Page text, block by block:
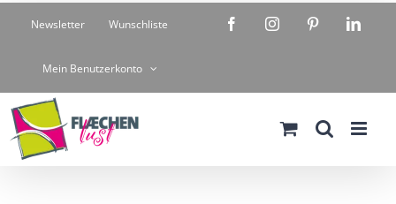
springen
Newsletter Wunschliste
Mein Benutzerkonto
FacebookInstagramPinterest